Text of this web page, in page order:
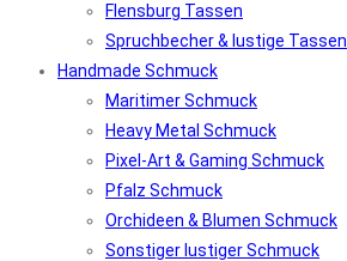
Flensburg Tassen
Spruchbecher & lustige Tassen
Handmade Schmuck
Maritimer Schmuck
Heavy Metal Schmuck
Pixel-Art & Gaming Schmuck
Pfalz Schmuck
Orchideen & Blumen Schmuck
Sonstiger lustiger Schmuck